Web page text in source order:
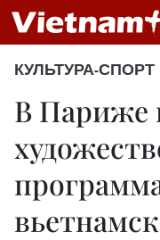
КУЛЬТУРА-СПОРТ
В Париже